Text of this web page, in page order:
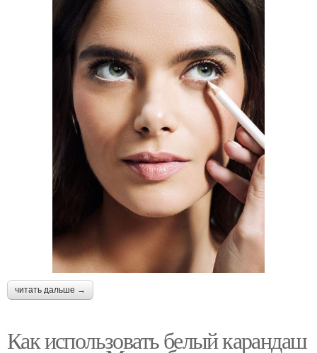
читать дальше →
Как использовать белый карандаш